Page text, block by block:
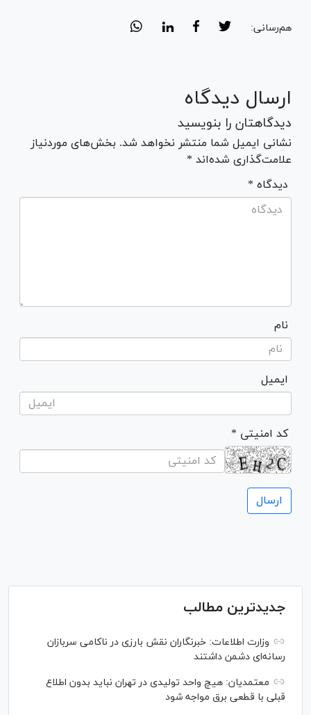
هم‌رسانی:
ارسال دیدگاه
دیدگاهتان را بنویسید
نشانی ایمیل شما منتشر نخواهد شد. بخش‌های موردنیاز
علامت‌گذاری شده‌اند *
* دیدگاه
نام
ایمیل
* کد امنیتی
جدیدترین مطالب
وزارت اطلاعات: خبرنگاران نقش بارزی در ناکامی سربازان
رسانه‌ای دشمن داشتند
معتمدیان: هیچ واحد تولیدی در تهران نباید بدون اطلاع
قبلی با قطعی برق مواجه شود